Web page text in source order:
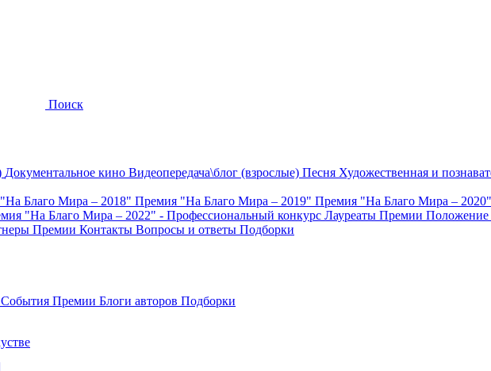
Поиск
Документальное кино Видеопередача\блог (взрослые) Песня Художественная и
Благо Мира – 2018" Премия "На Благо Мира – 2019" Премия "На Благо Мира – 2020"
"На Благо Мира – 2022" - Профессиональный конкурс Лауреаты Премии
Премии Контакты Вопросы и ответы Подборки
События Премии Блоги авторов Подборки